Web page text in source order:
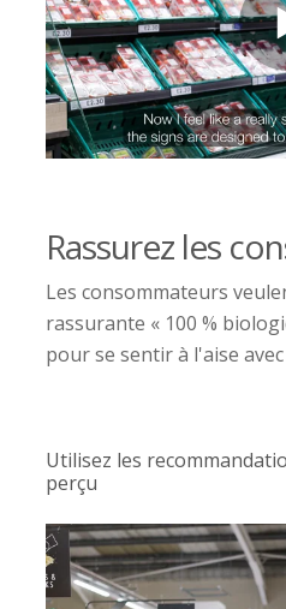
Rassurez les
Les consommateurs
rassurante « 100 %
pour se sentir à l'aise
Utilisez les
perçu